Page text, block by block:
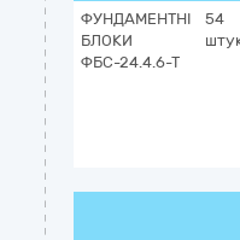
ФУНДАМЕНТНІ
БЛОКИ
ФБС-24.4.6-Т
54